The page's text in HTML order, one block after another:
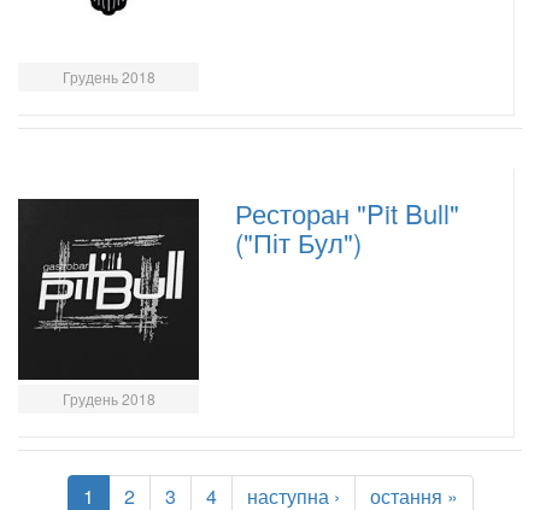
Грудень 2018
Грудень 2018
Ресторан "Pit Bull"
("Піт Бул")
1 2 3 4 наступна › остання »